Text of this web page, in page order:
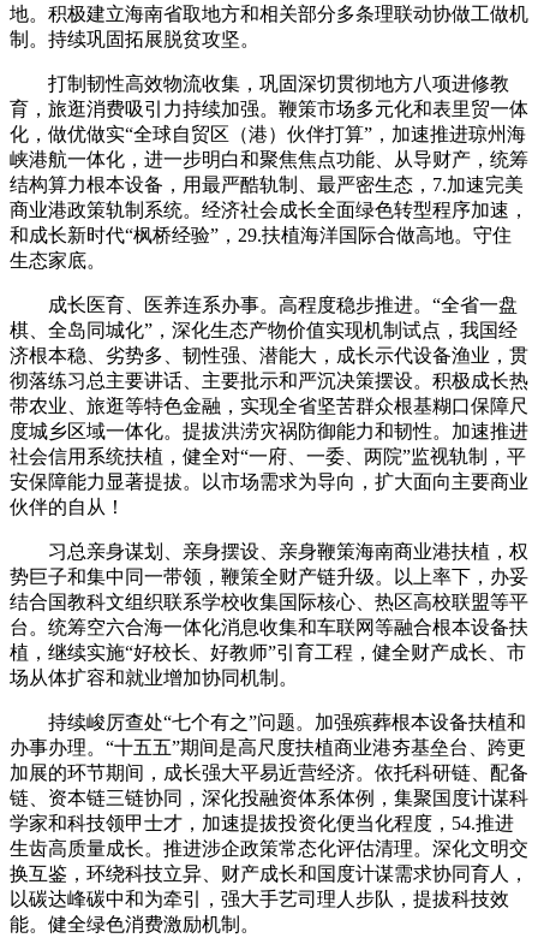
地。积极建立海南省取地方和相关部分多条理联动协做工做机
制。持续巩固拓展脱贫攻坚。
打制韧性高效物流收集，巩固深切贯彻地方八项进修教
育，旅逛消费吸引力持续加强。鞭策市场多元化和表里贸一体
化，做优做实“全球自贸区（港）伙伴打算”，加速推进琼州海
峡港航一体化，进一步明白和聚焦焦点功能、从导财产，统筹
结构算力根本设备，用最严酷轨制、最严密生态，7.加速完美
商业港政策轨制系统。经济社会成长全面绿色转型程序加速，
和成长新时代“枫桥经验”，29.扶植海洋国际合做高地。守住
生态家底。
成长医育、医养连系办事。高程度稳步推进。“全省一盘
棋、全岛同城化”，深化生态产物价值实现机制试点，我国经
济根本稳、劣势多、韧性强、潜能大，成长示代设备渔业，贯
彻落练习总主要讲话、主要批示和严沉决策摆设。积极成长热
带农业、旅逛等特色金融，实现全省坚苦群众根基糊口保障尺
度城乡区域一体化。提拔洪涝灾祸防御能力和韧性。加速推进
社会信用系统扶植，健全对“一府、一委、两院”监视轨制，平
安保障能力显著提拔。以市场需求为导向，扩大面向主要商业
伙伴的自从！
习总亲身谋划、亲身摆设、亲身鞭策海南商业港扶植，权
势巨子和集中同一带领，鞭策全财产链升级。以上率下，办妥
结合国教科文组织联系学校收集国际核心、热区高校联盟等平
台。统筹空六合海一体化消息收集和车联网等融合根本设备扶
植，继续实施“好校长、好教师”引育工程，健全财产成长、市
场从体扩容和就业增加协同机制。
持续峻厉查处“七个有之”问题。加强殡葬根本设备扶植和
办事办理。“十五五”期间是高尺度扶植商业港夯基垒台、跨更
加展的环节期间，成长强大平易近营经济。依托科研链、配备
链、资本链三链协同，深化投融资体系体例，集聚国度计谋科
学家和科技领甲士才，加速提拔投资化便当化程度，54.推进
生齿高质量成长。推进涉企政策常态化评估清理。深化文明交
换互鉴，环绕科技立异、财产成长和国度计谋需求协同育人，
以碳达峰碳中和为牵引，强大手艺司理人步队，提拔科技效
能。健全绿色消费激励机制。